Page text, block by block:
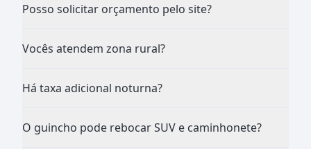
Posso solicitar orçamento pelo site?
Vocês atendem zona rural?
Há taxa adicional noturna?
O guincho pode rebocar SUV e caminhonete?